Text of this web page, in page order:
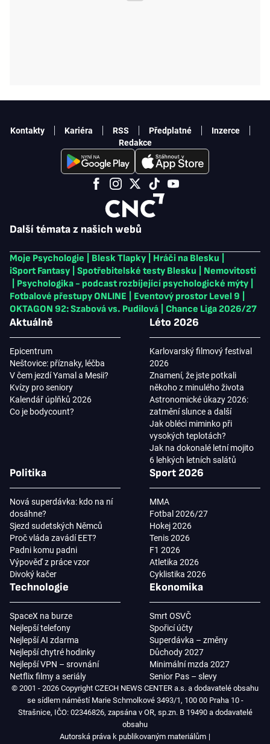
Další témata z našich webů
Moje Psychologie Blesk Tlapky Hráči na Blesku
iSport Fantasy
Spotřebitelské testy Blesku
Nemovitosti
Psychologika - podcast rozbíjející psychologické mýty
Fotbalové přestupy ONLINE
Eventový prostor Level 9
OKTAGON 92: Szabová vs. Pudilová
Chance Liga 2026/27
Aktuálně
Epicentrum
Neštovice: příznaky, léčba
V čem jezdí Yamal a Mesii?
Kvízy pro seniory
Kalendář úplňků 2026
Co je bodycount?
Léto 2026
Karlovarský filmový festival
2026
Znamení, že jste potkali
někoho z minulého života
Astronomické úkazy 2026:
zatmění slunce a další
Jak obléci miminko při
vysokých teplotách?
Jak na dokonalé letní mojito
6 lehkých letních salátů
Politika
Nová superdávka: kdo na ní
dosáhne?
Sjezd sudetských Němců
Proč vláda zavádí EET?
Padni komu padni
Výpověď z práce vzor
Divoký kačer
Sport 2026
MMA
Fotbal 2026/27
Hokej 2026
Tenis 2026
F1 2026
Atletika 2026
Cyklistika 2026
Technologie
SpaceX na burze
Nejlepší telefony
Nejlepší AI zdarma
Nejlepší chytré hodinky
Nejlepší VPN – srovnání
Netflix filmy a seriály
Ekonomika
Smrt OSVČ
Spořicí účty
Superdávka – změny
Důchody 2027
Minimální mzda 2027
Senior Pas – slevy
Kontakty Kariéra RSS Předplatné
Inzerce
Redakce
© 2001 - 2026 Copyright CZECH NEWS CENTER a.s. a dodavatelé obsahu
se sídlem náměstí Marie Schmolkové 3493/1, 100 00 Praha 10 -
Strašnice, IČO: 02346826, zapsána v OR, sp.zn. B 19490 a dodavatelé
obsahu
Autorská práva k publikovaným materiálům